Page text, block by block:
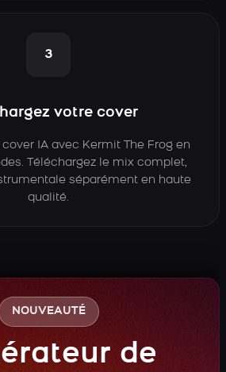
3
votre cover
IA avec Kermit The Frog en
Téléchargez le mix complet,
séparément en haute
qualité.
NOUVEAUTÉ
de